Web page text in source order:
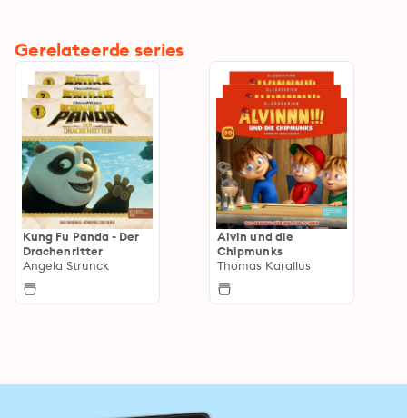
Gerelateerde series
Kung Fu Panda - Der
Drachenritter
Angela Strunck
Alvin und die
Chipmunks
Thomas Karallus